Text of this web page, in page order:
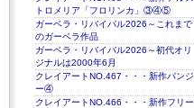
トロメリア「フロリンカ」③④⑤
ガーベラ・リバイバル2026～これまで
のガーベラ作品
ガーベラ・リバイバル2026～初代オリ
ジナルは2000年6月
クレイアートNO.467・・・新作パンジ
ー④
クレイアートNO.466・・・新作フリー